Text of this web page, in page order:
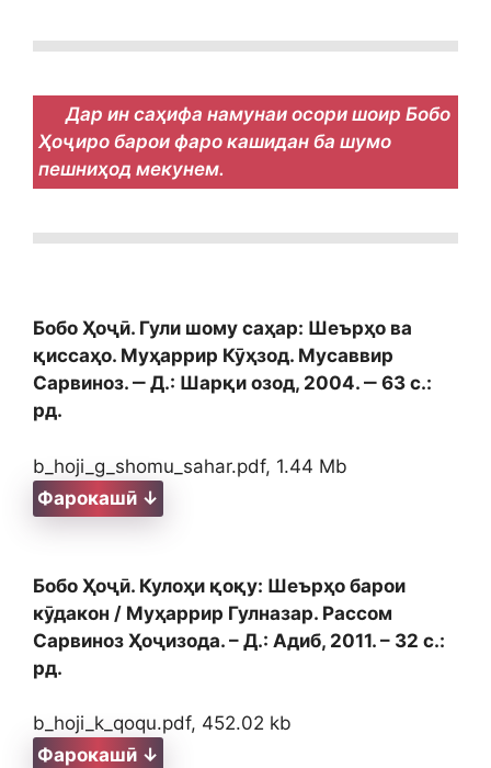
Дар ин саҳифа намунаи осори шоир Бобо
Ҳоҷиро барои фаро кашидан ба шумо
пешниҳод мекунем.
Бобо Ҳоҷӣ. Гули шому саҳар: Шеърҳо ва
қиссаҳо. Муҳаррир Кӯҳзод. Мусаввир
Сарвиноз. ‒ Д.: Шарқи озод, 2004. ‒ 63 с.:
рд.
b_hoji_g_shomu_sahar.pdf, 1.44 Mb
Фарокашӣ ↓
Бобо Ҳоҷӣ. Кулоҳи қоқу: Шеърҳо барои
кӯдакон / Муҳаррир Гулназар. Рассом
Сарвиноз Ҳоҷизода. – Д.: Адиб, 2011. – 32 с.:
рд.
b_hoji_k_qoqu.pdf, 452.02 kb
Фарокашӣ ↓